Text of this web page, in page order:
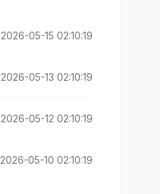
2026-05-15 02:10:19
2026-05-13 02:10:19
2026-05-12 02:10:19
2026-05-10 02:10:19